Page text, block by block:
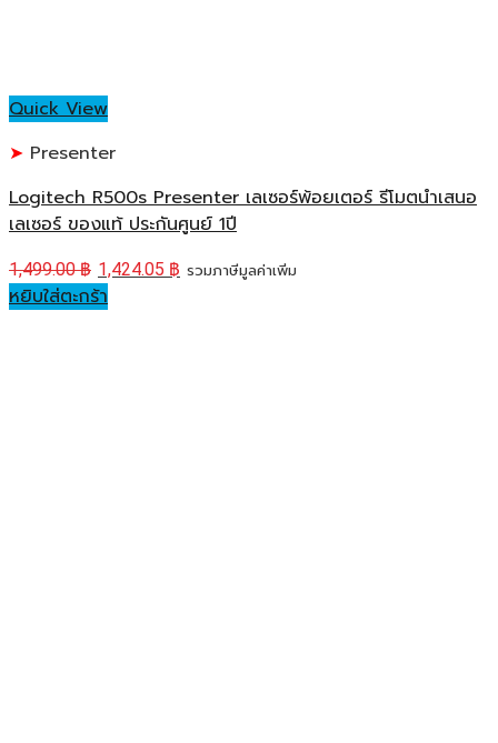
Quick View
Presenter
Logitech R500s Presenter เลเซอร์พ้อยเตอร์ รีโมตนำเสนอ
เลเซอร์ ของแท้ ประกันศูนย์ 1ปี
1,499.00฿ 1,424.05 ฿ รวมภาษีมูลค่าเพิ่ม
หยิบใส่ตะกร้า